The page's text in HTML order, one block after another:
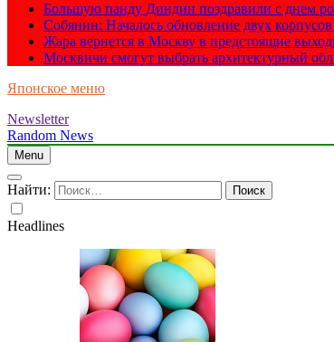
Большую панду Диндин поздравили с днем
Собянин: Началось обновление двух
Жара вернется в Москву в предстоящие
Москвичи смогут выбрать архитектурный
Японское меню
Newsletter
Random News
Menu
Найти:
Headlines